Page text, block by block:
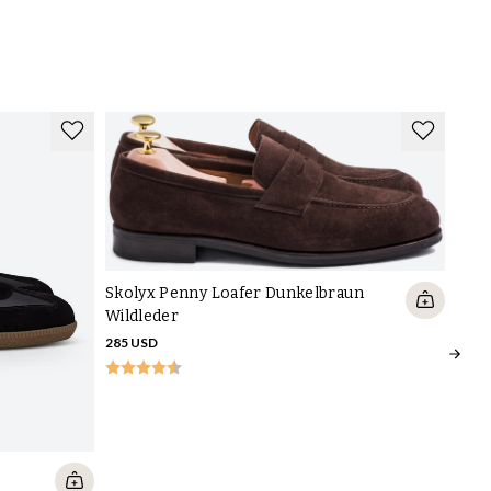
Skolyx Penny Loafer Dunkelbraun
Wildleder
285 USD